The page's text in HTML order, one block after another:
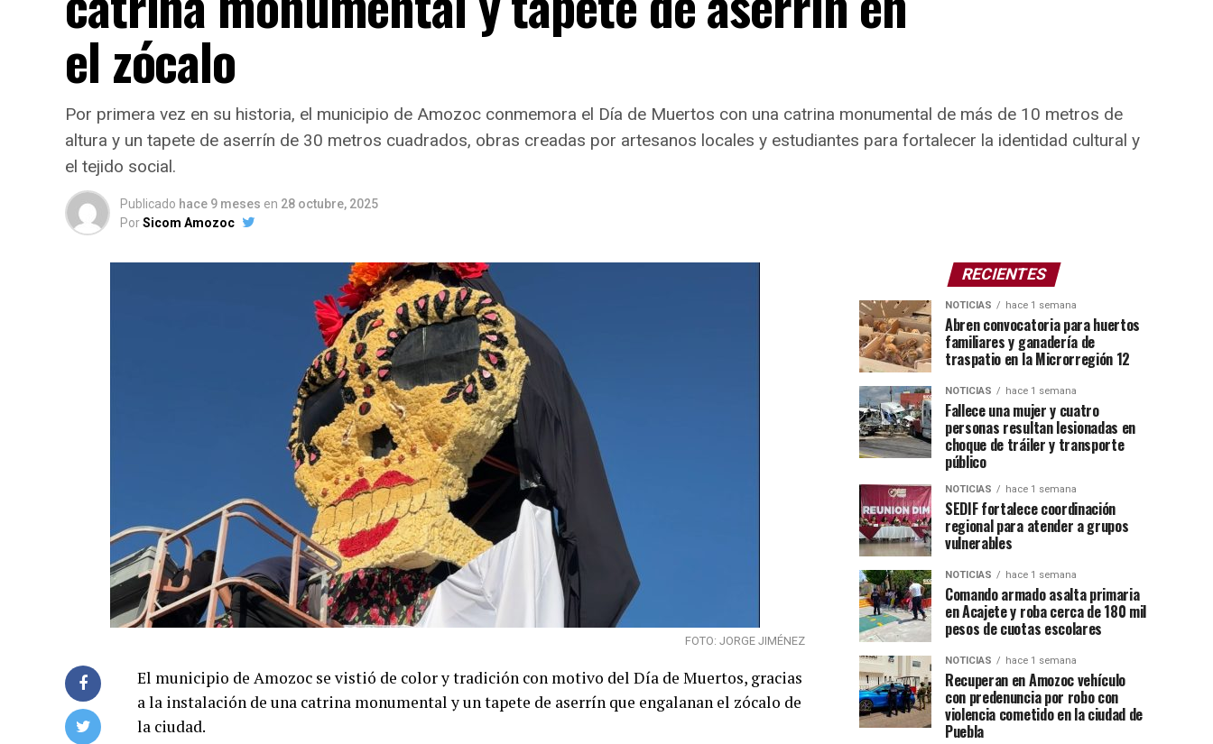
el zócalo
Por primera vez en su historia, el municipio de Amozoc conmemora el Día de Muertos con una catrina monumental de más de 10 metros de
altura y un tapete de aserrín de 30 metros cuadrados, obras creadas por artesanos locales y estudiantes para fortalecer la identidad cultural y
el tejido social.
Publicado hace 9 meses en 28 octubre, 2025
PorSicom Amozoc
FOTO: JORGE JIMÉNEZ
El municipio de Amozoc se vistió de color y tradición con motivo del Día de Muertos, gracias
a la instalación de una catrina monumental y un tapete de aserrín que engalanan el zócalo de
la ciudad.
RECIENTES
NOTICIAS hace 1 semana
Abren convocatoria para huertos
familiares y ganadería de
traspatio en la Microrregión 12
NOTICIAS hace 1 semana
Fallece una mujer y cuatro
personas resultan lesionadas en
choque de tráiler y transporte
público
NOTICIAS hace 1 semana
SEDIF fortalece coordinación
regional para atender a grupos
vulnerables
NOTICIAS hace 1 semana
Comando armado asalta primaria
en Acajete y roba cerca de 180 mil
pesos de cuotas escolares
NOTICIAS hace 1 semana
Recuperan en Amozoc vehículo
con predenuncia por robo con
violencia cometido en la ciudad de
Puebla